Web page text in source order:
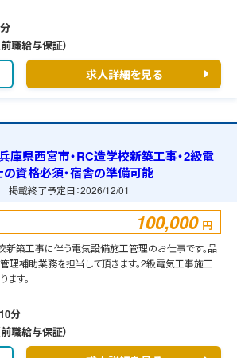
職給与保証）
求人詳細を見る
庫県西宮市・RC造学校新築工事・2級電
資格必須・宿舎の準備可能
掲載終了予定日：2026/12/01
100,000 円
築工事に伴う電気設備施工管理のお仕事です。品
理補助業務を担当して頂きます。2級電気工事施工
す。
分
職給与保証）